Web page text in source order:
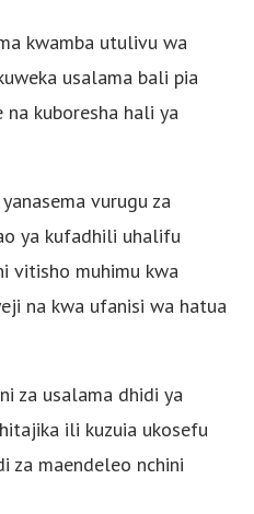
kwamba utulivu wa
usalama bali pia
na kuboresha hali ya
vurugu za
ya kufadhili uhalifu
vitisho muhimu kwa
na kwa ufanisi wa hatua
za usalama dhidi ya
ili kuzuia ukosefu
za maendeleo nchini